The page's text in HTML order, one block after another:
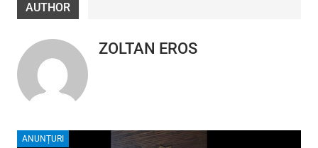
AUTHOR
ZOLTAN EROS
ANUNȚURI